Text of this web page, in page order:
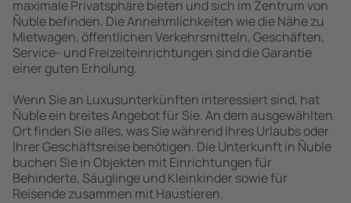
maximale Privatsphäre bieten und sich im Zentrum von
Ñuble befinden. Die Annehmlichkeiten wie die Nähe zu
Mietwagen, öffentlichen Verkehrsmitteln, Geschäften,
Service- und Freizeiteinrichtungen sind die Garantie
einer guten Erholung.
Wenn Sie an Luxusunterkünften interessiert sind, hat
Ñuble ein breites Angebot für Sie. An dem ausgewählten
Ort finden Sie alles, was Sie während Ihres Urlaubs oder
Ihrer Geschäftsreise benötigen. Die Unterkunft in Ñuble
buchen Sie in Objekten mit Einrichtungen für
Behinderte, Säuglinge und Kleinkinder sowie für
Reisende zusammen mit Haustieren.